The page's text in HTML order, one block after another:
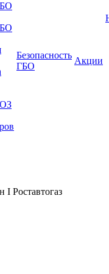
Безопасность
ГБО
Акции
Роставтогаз